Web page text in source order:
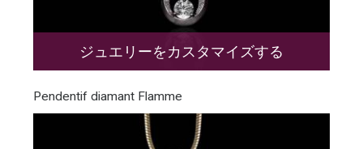
ジュエリーをカスタマイズする
Pendentif diamant Flamme